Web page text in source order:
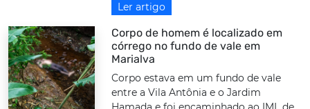
Ler artigo
Corpo de homem é localizado em
córrego no fundo de vale em
Marialva
Corpo estava em um fundo de vale
entre a Vila Antônia e o Jardim